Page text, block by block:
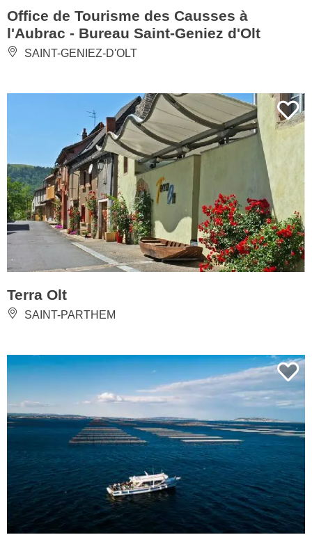
Office de Tourisme des Causses à
l'Aubrac - Bureau Saint-Geniez d'Olt
SAINT-GENIEZ-D'OLT
Terra Olt
SAINT-PARTHEM